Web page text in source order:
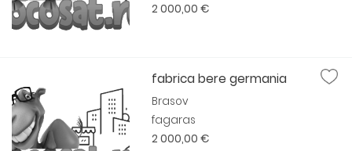
2 000,00 €
fabrica bere germania
Brasov
fagaras
2 000,00 €